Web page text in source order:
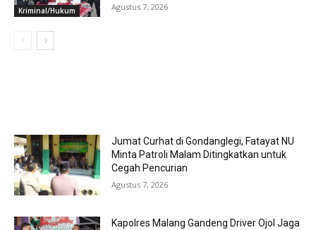
Kriminal/Hukum Agustus 7, 2026
Jumat Curhat di Gondanglegi, Fatayat NU
Minta Patroli Malam Ditingkatkan untuk
Cegah Pencurian
Agustus 7, 2026
Kapolres Malang Gandeng Driver Ojol Jaga